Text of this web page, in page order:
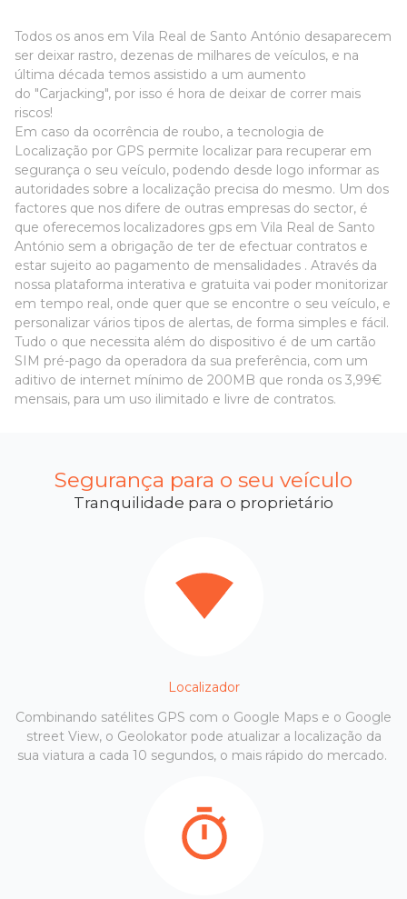
Todos os anos em Vila Real de Santo António desaparecem
ser deixar rastro, dezenas de milhares de veículos, e na
última década temos assistido a um aumento
do "Carjacking", por isso é hora de deixar de correr mais
riscos!
Em caso da ocorrência de roubo, a tecnologia de
Localização por GPS permite localizar para recuperar em
segurança o seu veículo, podendo desde logo informar as
autoridades sobre a localização precisa do mesmo. Um dos
factores que nos difere de outras empresas do sector, é
que oferecemos localizadores gps em Vila Real de Santo
António sem a obrigação de ter de efectuar contratos e
estar sujeito ao pagamento de mensalidades . Através da
nossa plataforma interativa e gratuita vai poder monitorizar
em tempo real, onde quer que se encontre o seu veículo, e
personalizar vários tipos de alertas, de forma simples e fácil.
Tudo o que necessita além do dispositivo é de um cartão
SIM pré-pago da operadora da sua preferência, com um
aditivo de internet mínimo de 200MB que ronda os 3,99€
mensais, para um uso ilimitado e livre de contratos.
Segurança para o seu veículo
Tranquilidade para o proprietário
Localizador
Combinando satélites GPS com o Google Maps e o Google
street View, o Geolokator pode atualizar a localização da
sua viatura a cada 10 segundos, o mais rápido do mercado.